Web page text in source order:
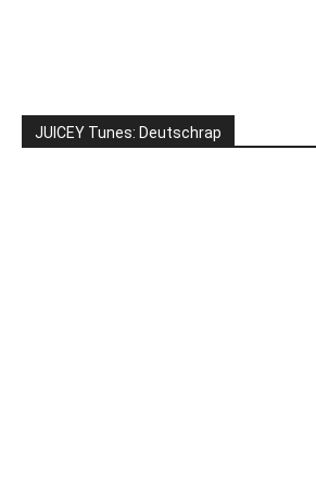
JUICEY Tunes: Deutschrap